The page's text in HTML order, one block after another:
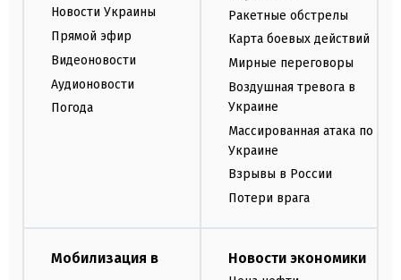
Новости Украины
Прямой эфир
Видеоновости
Аудионовости
Погода
Ракетные обстрелы
Карта боевых действий
Мирные переговоры
Воздушная тревога в
Украине
Массированная атака по
Украине
Взрывы в России
Потери врага
Мобилизация в
Новости экономики